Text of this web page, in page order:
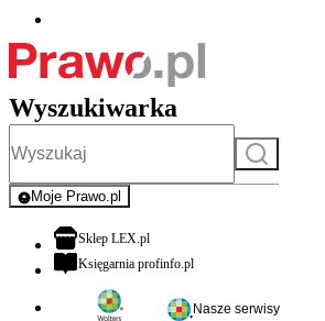
Wyszukiwarka
Szukaj
Moje Prawo.pl
- rejestracja i logowanie do serwisu
Sklep LEX.plotwiera się w nowej karcie
Księgarnia profinfo.plotwiera się w nowej karcie
Nasze serwisy